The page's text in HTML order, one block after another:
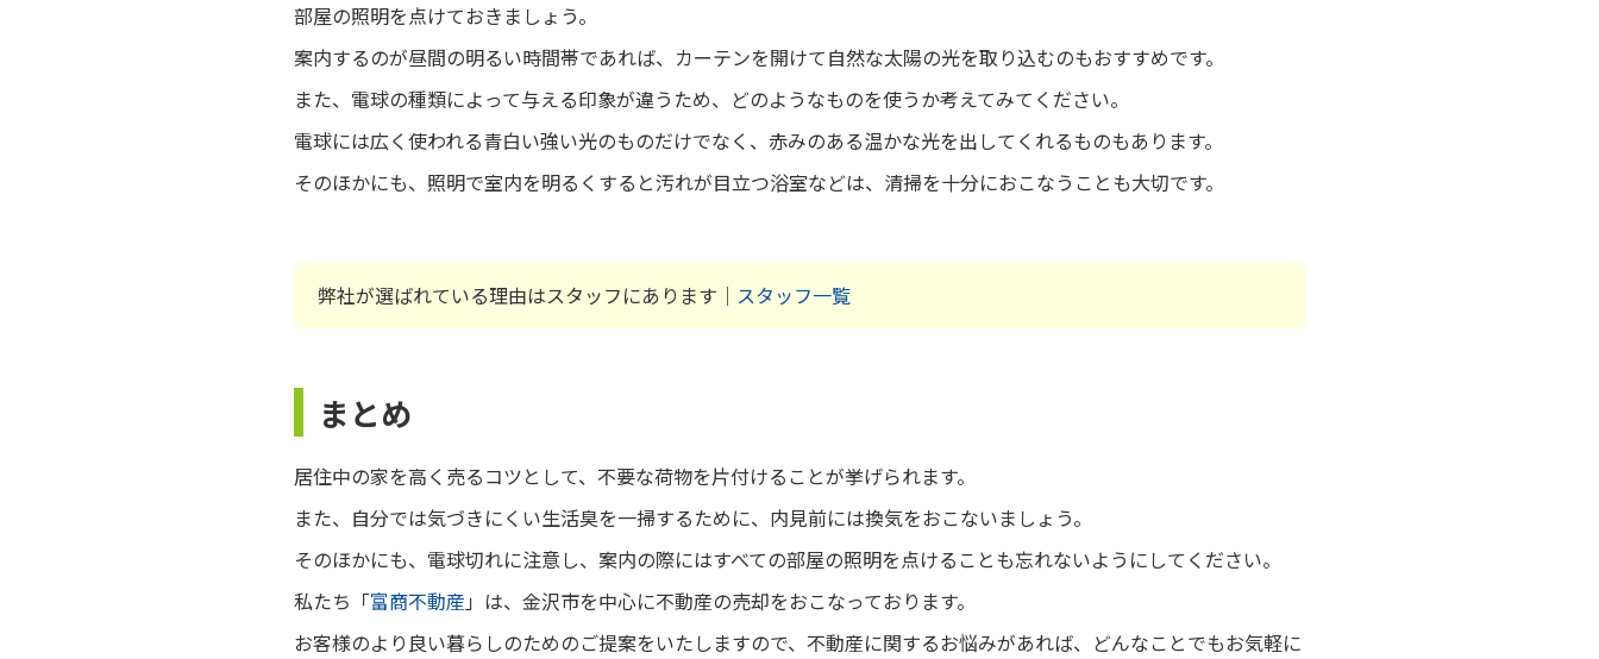
部屋の照明を点けておきましょう。
案内するのが昼間の明るい時間帯であれば、カーテンを開けて自然な太陽の光を取り込むのもおすすめです。
また、電球の種類によって与える印象が違うため、どのようなものを使うか考えてみてください。
電球には広く使われる青白い強い光のものだけでなく、赤みのある温かな光を出してくれるものもあります。
そのほかにも、照明で室内を明るくすると汚れが目立つ浴室などは、清掃を十分におこなうことも大切です。
弊社が選ばれている理由はスタッフにあります｜ スタッフ一覧
まとめ
居住中の家を高く売るコツとして、不要な荷物を片付けることが挙げられます。
また、自分では気づきにくい生活臭を一掃するために、内見前には換気をおこないましょう。
そのほかにも、電球切れに注意し、案内の際にはすべての部屋の照明を点けることも忘れないようにしてください。
私たち「富商不動産 」は、金沢市を中心に不動産の売却をおこなっております。
お客様のより良い暮らしのためのご提案をいたしますので、不動産に関するお悩みがあれば、どんなことでもお気軽に